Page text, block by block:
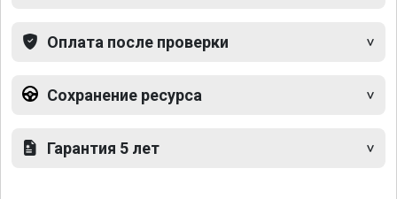
Оплата после проверки
Сохранение ресурса
Гарантия 5 лет